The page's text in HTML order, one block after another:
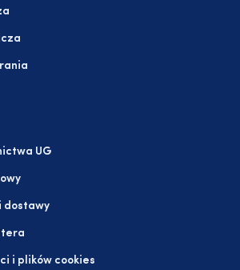
UG
dostawy
i plików cookies